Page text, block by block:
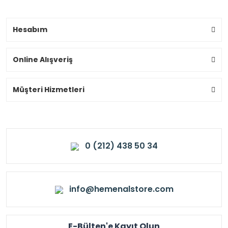
Hesabım
Online Alışveriş
Müşteri Hizmetleri
0 (212) 438 50 34
info@hemenalstore.com